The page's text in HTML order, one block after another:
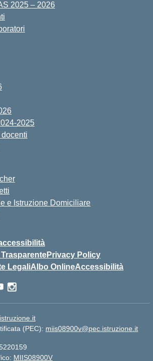
2025 – 2026
2025
e Istruzione Domiciliare
Privacy Policy
LegaliAlbo OnlineAccessibilità
(PEC): miis08900v@pec.istruzione.it
MIIS08900V